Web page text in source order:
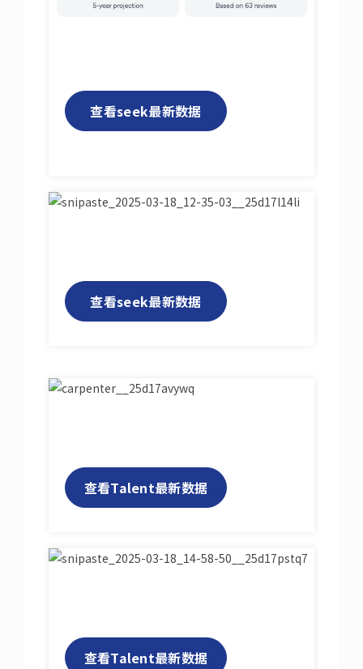
查看seek最新数据
查看seek最新数据
查看Talent最新数据
查看Talent最新数据